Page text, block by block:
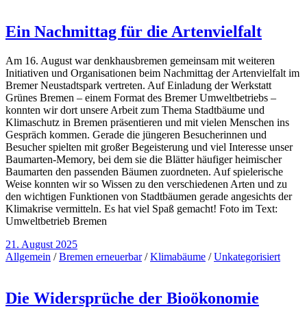
Ein Nachmittag für die Artenvielfalt
Am 16. August war denkhausbremen gemeinsam mit weiteren
Initiativen und Organisationen beim Nachmittag der Artenvielfalt im
Bremer Neustadtspark vertreten. Auf Einladung der Werkstatt
Grünes Bremen – einem Format des Bremer Umweltbetriebs –
konnten wir dort unsere Arbeit zum Thema Stadtbäume und
Klimaschutz in Bremen präsentieren und mit vielen Menschen ins
Gespräch kommen. Gerade die jüngeren Besucherinnen und
Besucher spielten mit großer Begeisterung und viel Interesse unser
Baumarten-Memory, bei dem sie die Blätter häufiger heimischer
Baumarten den passenden Bäumen zuordneten. Auf spielerische
Weise konnten wir so Wissen zu den verschiedenen Arten und zu
den wichtigen Funktionen von Stadtbäumen gerade angesichts der
Klimakrise vermitteln. Es hat viel Spaß gemacht! Foto im Text:
Umweltbetrieb Bremen
21. August 2025
Allgemein /Bremen erneuerbar/Klimabäume /Unkategorisiert
Die Widersprüche der Bioökonomie